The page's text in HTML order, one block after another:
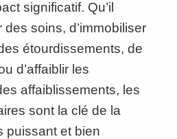
significatif. Qu’il
des soins, d’immobiliser
étourdissements, de
d’affaiblir les
affaiblissements, les
sont la clé de la
puissant et bien